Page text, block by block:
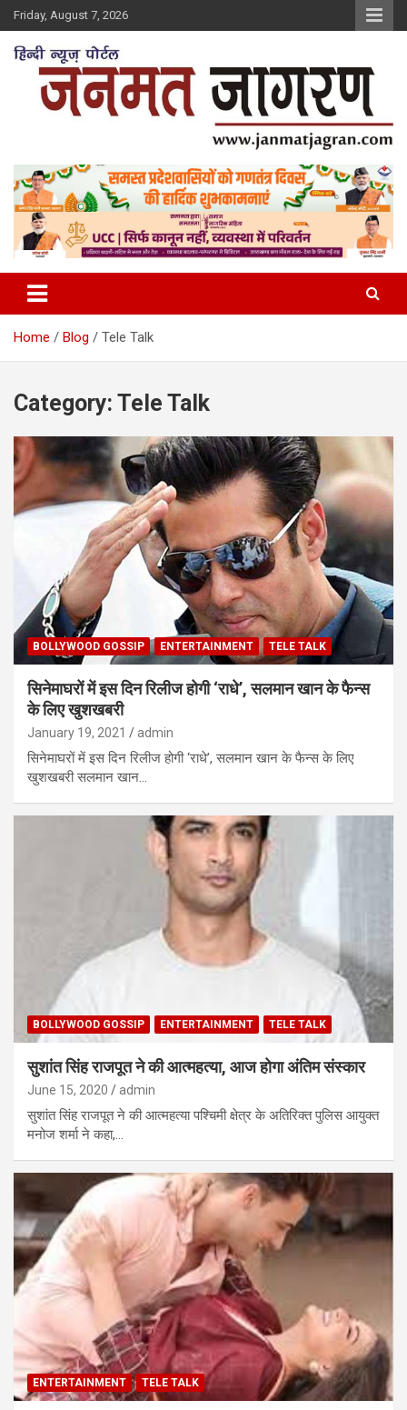
Skip
to
content
Friday, August 7, 2026
Home Blog Tele Talk
Category: Tele Talk
BOLLYWOOD GOSSIP ENTERTAINMENT TELE TALK
सिनेमाघरों में इस दिन रिलीज होगी ‘राधे’, सलमान खान के फैन्स
के लिए खुशखबरी
January 19, 2021 admin
सिनेमाघरों में इस दिन रिलीज होगी ‘राधे’, सलमान खान के फैन्स के लिए
खुशखबरी सलमान खान…
BOLLYWOOD GOSSIP ENTERTAINMENT TELE TALK
सुशांत सिंह राजपूत ने की आत्महत्या, आज होगा अंतिम संस्कार
June 15, 2020 admin
सुशांत सिंह राजपूत ने की आत्महत्या पश्चिमी क्षेत्र के अतिरिक्त पुलिस आयुक्त
मनोज शर्मा ने कहा,…
ENTERTAINMENT TELE TALK